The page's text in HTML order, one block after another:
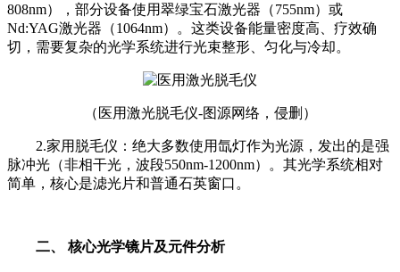
808nm），部分设备使用翠绿宝石激光器（755nm）或
Nd:YAG激光器（1064nm）。这类设备能量密度高、疗效确
切，需要复杂的光学系统进行光束整形、匀化与冷却。
（医用激光脱毛仪-图源网络，侵删）
2.家用脱毛仪：绝大多数使用氙灯作为光源，发出的是强
脉冲光（非相干光，波段550nm-1200nm）。其光学系统相对
简单，核心是滤光片和普通石英窗口。
二、 核心光学镜片及元件分析